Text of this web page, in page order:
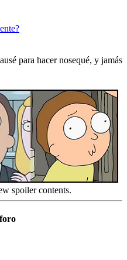
para hacer nosequé, y jamás
spoiler contents.